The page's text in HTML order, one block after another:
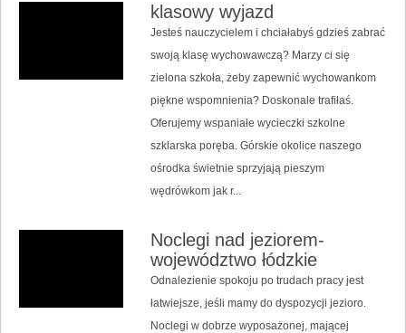
klasowy wyjazd
Jesteś nauczycielem i chciałabyś gdzieś zabrać
swoją klasę wychowawczą? Marzy ci się
zielona szkoła, żeby zapewnić wychowankom
piękne wspomnienia? Doskonale trafiłaś.
Oferujemy wspaniałe wycieczki szkolne
szklarska poręba. Górskie okolice naszego
ośrodka świetnie sprzyjają pieszym
wędrówkom jak r...
Noclegi nad jeziorem-
województwo łódzkie
Odnalezienie spokoju po trudach pracy jest
łatwiejsze, jeśli mamy do dyspozycji jezioro.
Noclegi w dobrze wyposażonej, mającej